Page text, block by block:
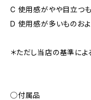
C 使用感がやや目立つ
D 使用感が多いものお
＊ただし当店の基準によ
◯付属品